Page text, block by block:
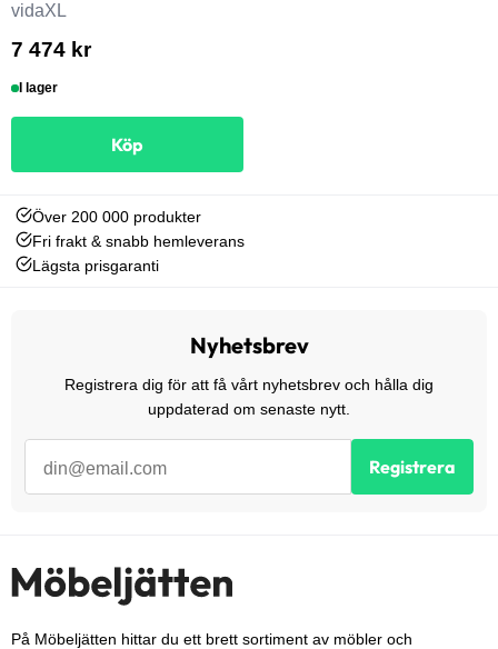
vidaXL
7 474 kr
I lager
Köp
Över 200 000 produkter
Fri frakt & snabb hemleverans
Lägsta prisgaranti
Nyhetsbrev
Registrera dig för att få vårt nyhetsbrev och hålla dig
uppdaterad om senaste nytt.
Registrera
På Möbeljätten hittar du ett brett sortiment av möbler och